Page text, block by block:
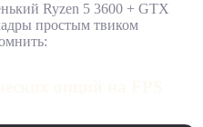
Ryzen 5 3600 + GTX
простым твиком